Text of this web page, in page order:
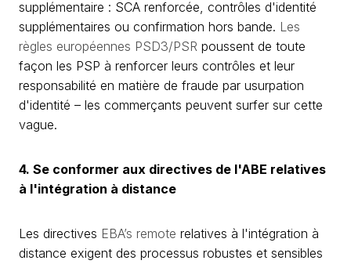
supplémentaire : SCA renforcée, contrôles d'identité
supplémentaires ou confirmation hors bande. Les
règles européennes PSD3/PSR poussent de toute
façon les PSP à renforcer leurs contrôles et leur
responsabilité en matière de fraude par usurpation
d'identité – les commerçants peuvent surfer sur cette
vague.
4. Se conformer aux directives de l'ABE relatives
à l'intégration à distance
Les directives EBA’s remote relatives à l'intégration à
distance exigent des processus robustes et sensibles